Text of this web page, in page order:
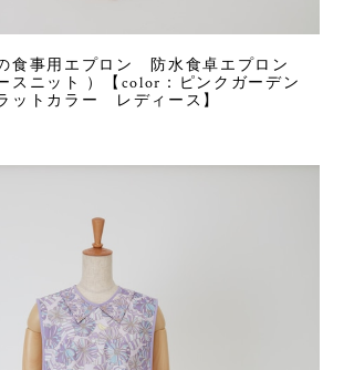
食事用エプロン 防水食卓エプロン
スニット ）【color：ピンクガーデン
ットカラー レディース】